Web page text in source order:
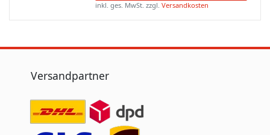
inkl. ges. MwSt. zzgl.Versandkosten
Versandpartner